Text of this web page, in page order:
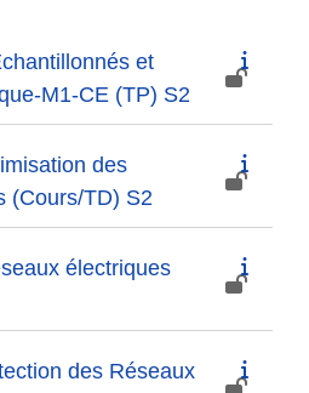
et
M1-CE (TP) S2
des
(Cours/TD) S2
électriques
des Réseaux